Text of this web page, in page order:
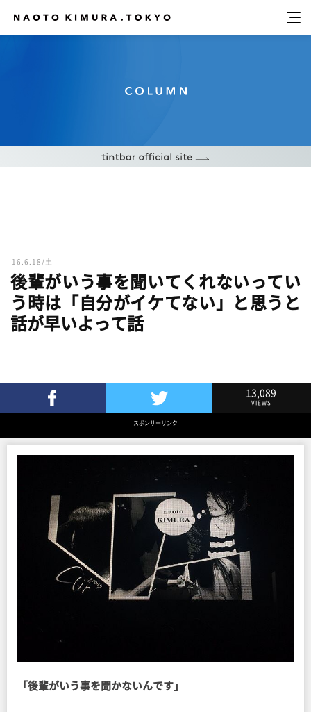
16.6.18/土
後輩がいう事を聞いてくれないってい
う時は「自分がイケてない」と思うと
話が早いよって話
Twitterでツイート
13,089
VIEWS
スポンサーリンク
「後輩がいう事を聞かないんです」